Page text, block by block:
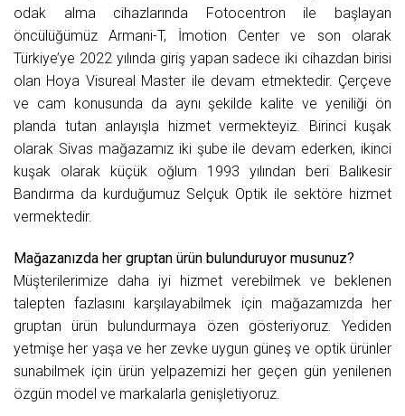
odak alma cihazlarında Fotocentron ile başlayan
öncülüğümüz Armani-T, İmotion Center ve son olarak
Türkiye’ye 2022 yılında giriş yapan sadece iki cihazdan birisi
olan Hoya Visureal Master ile devam etmektedir. Çerçeve
ve cam konusunda da aynı şekilde kalite ve yeniliği ön
planda tutan anlayışla hizmet vermekteyiz. Birinci kuşak
olarak Sivas mağazamız iki şube ile devam ederken, ikinci
kuşak olarak küçük oğlum 1993 yılından beri Balıkesir
Bandırma da kurduğumuz Selçuk Optik ile sektöre hizmet
vermektedir.
Mağazanızda her gruptan ürün bulunduruyor musunuz?
Müşterilerimize daha iyi hizmet verebilmek ve beklenen
talepten fazlasını karşılayabilmek için mağazamızda her
gruptan ürün bulundurmaya özen gösteriyoruz. Yediden
yetmişe her yaşa ve her zevke uygun güneş ve optik ürünler
sunabilmek için ürün yelpazemizi her geçen gün yenilenen
özgün model ve markalarla genişletiyoruz.